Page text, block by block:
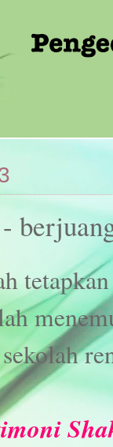
sekolah